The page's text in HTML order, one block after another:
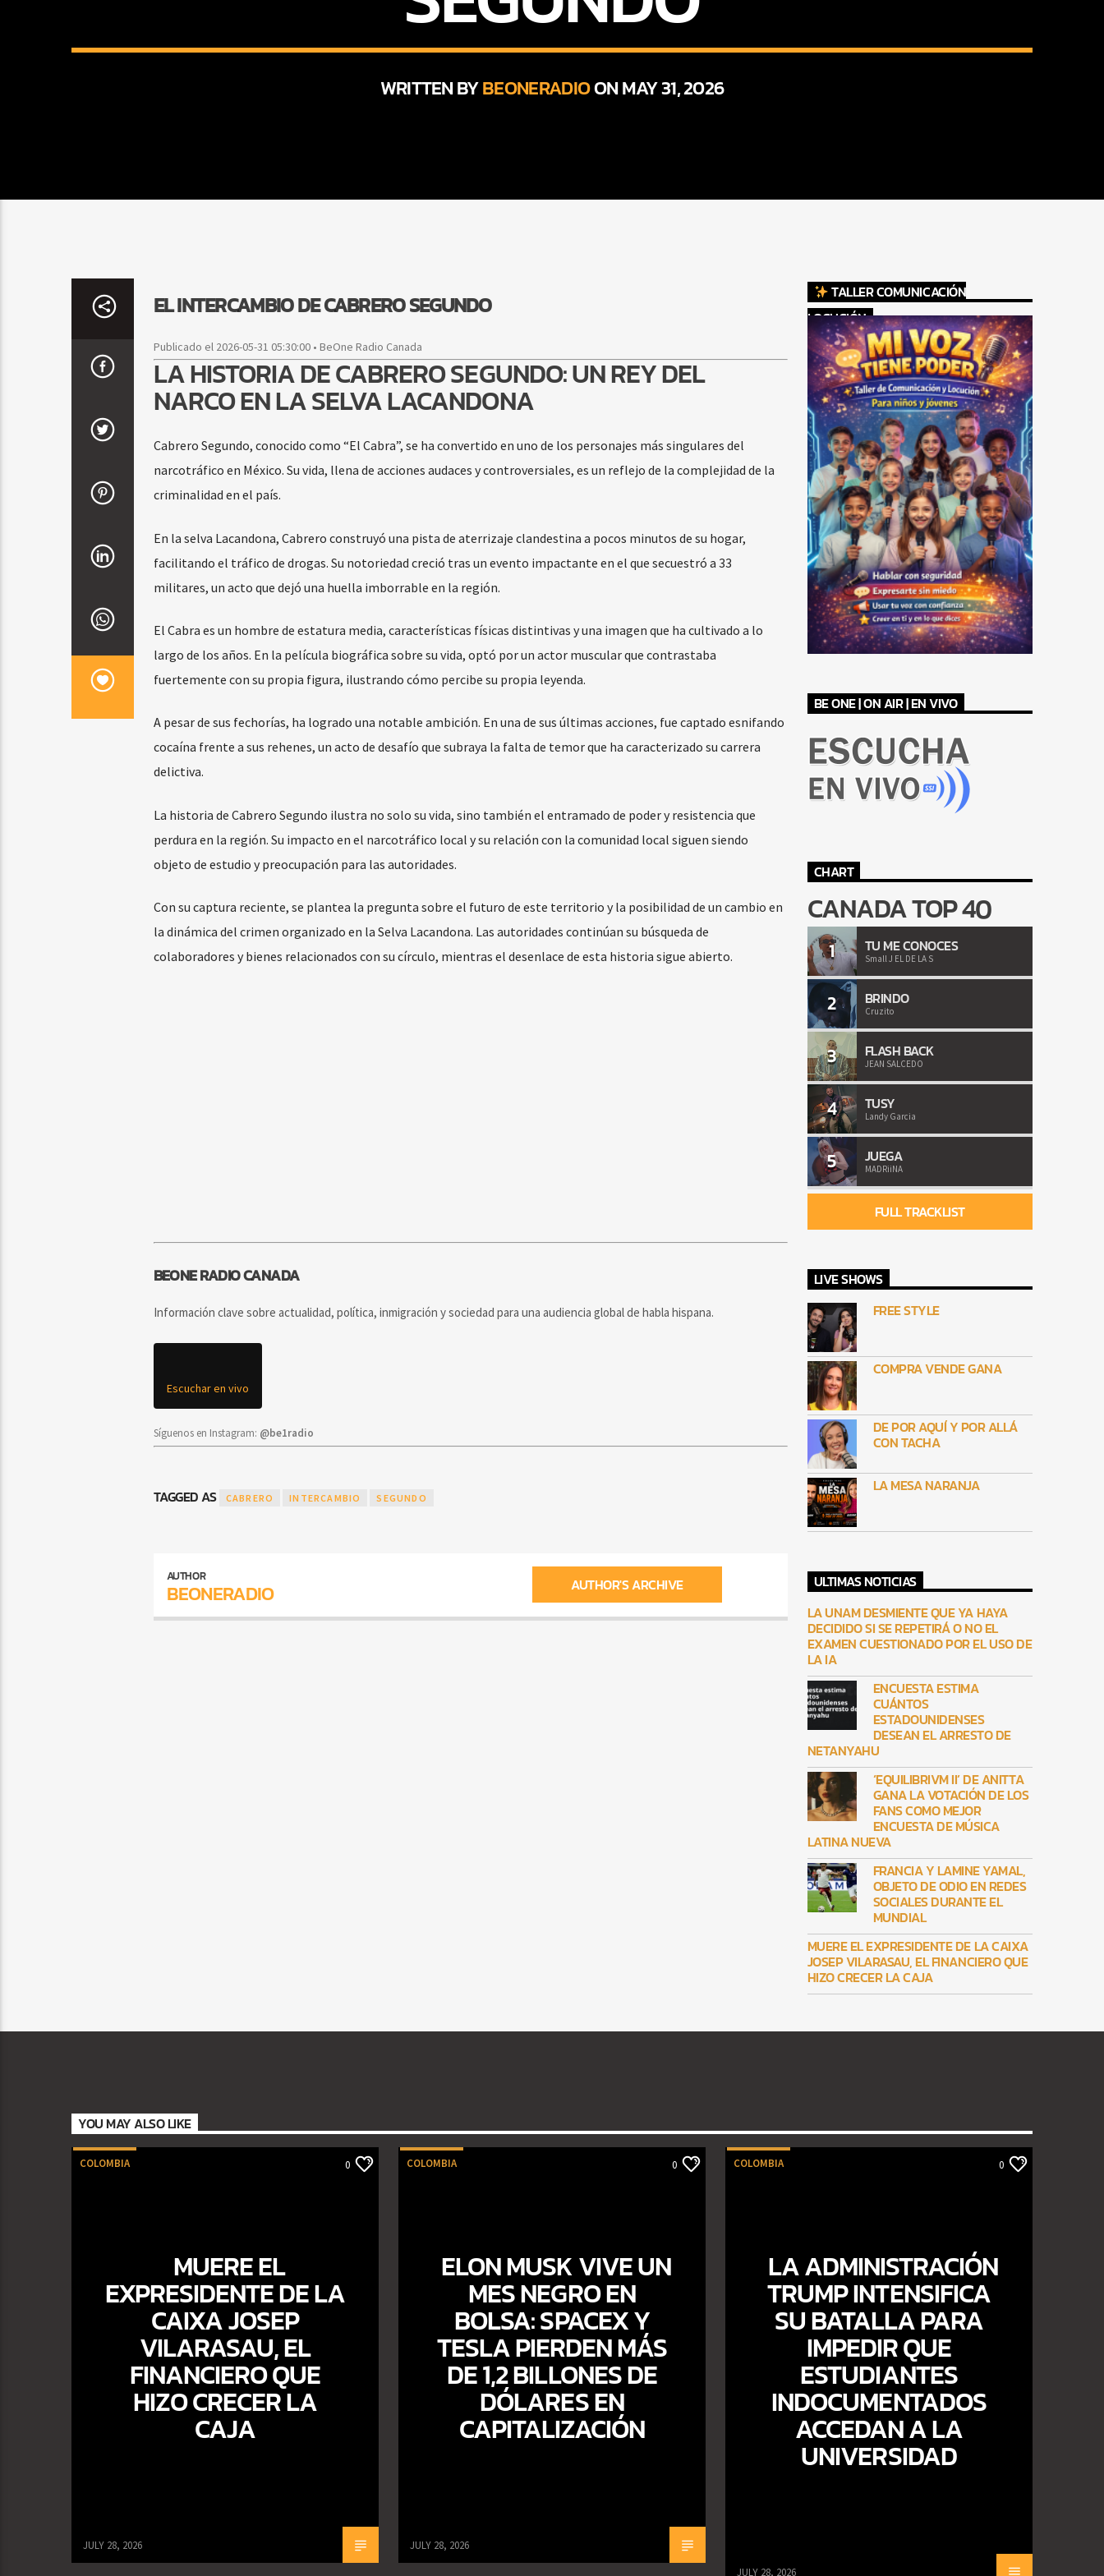
WRITTEN BYBEONERADIOON MAY 31, 2026
EL INTERCAMBIO DE CABRERO SEGUNDO
Publicado el 2026-05-31 05:30:00 • BeOne Radio Canada
LA HISTORIA DE CABRERO SEGUNDO: UN REY DEL
NARCO EN LA SELVA LACANDONA
Cabrero Segundo, conocido como “El Cabra”, se ha convertido en uno de los personajes más singulares del
narcotráfico en México. Su vida, llena de acciones audaces y controversiales, es un reflejo de la complejidad de la
criminalidad en el país.
En la selva Lacandona, Cabrero construyó una pista de aterrizaje clandestina a pocos minutos de su hogar,
facilitando el tráfico de drogas. Su notoriedad creció tras un evento impactante en el que secuestró a 33
militares, un acto que dejó una huella imborrable en la región.
El Cabra es un hombre de estatura media, características físicas distintivas y una imagen que ha cultivado a lo
largo de los años. En la película biográfica sobre su vida, optó por un actor muscular que contrastaba
fuertemente con su propia figura, ilustrando cómo percibe su propia leyenda.
A pesar de sus fechorías, ha logrado una notable ambición. En una de sus últimas acciones, fue captado esnifando
cocaína frente a sus rehenes, un acto de desafío que subraya la falta de temor que ha caracterizado su carrera
delictiva.
La historia de Cabrero Segundo ilustra no solo su vida, sino también el entramado de poder y resistencia que
perdura en la región. Su impacto en el narcotráfico local y su relación con la comunidad local siguen siendo
objeto de estudio y preocupación para las autoridades.
Con su captura reciente, se plantea la pregunta sobre el futuro de este territorio y la posibilidad de un cambio en
la dinámica del crimen organizado en la Selva Lacandona. Las autoridades continúan su búsqueda de
colaboradores y bienes relacionados con su círculo, mientras el desenlace de esta historia sigue abierto.
BEONE RADIO CANADA
Información clave sobre actualidad, política, inmigración y sociedad para una audiencia global de habla hispana.
Escuchar en vivo
Síguenos en Instagram: @be1radio
TAGGED AS CABRERO INTERCAMBIO SEGUNDO
AUTHOR
BEONERADIO AUTHOR'S ARCHIVE
TALLER COMUNICACIÓN
LOCUCIÓN
BE ONE | ON AIR | EN VIVO
CHART
CANADA TOP 40
1 TU ME CONOCES
Small J EL DE LA S
2 BRINDO
Cruzito
3 FLASH BACK
JEAN SALCEDO
4 TUSY
Landy Garcia
5 JUEGA
MADRiiNA
FULL TRACKLIST
LIVE SHOWS
FREE STYLE
COMPRA VENDE GANA
DE POR AQUÍ Y POR ALLÁ
CON TACHA
LA MESA NARANJA
ULTIMAS NOTICIAS
LA UNAM DESMIENTE QUE YA HAYA
DECIDIDO SI SE REPETIRÁ O NO EL
EXAMEN CUESTIONADO POR EL USO DE
LA IA
ENCUESTA ESTIMA
CUÁNTOS
ESTADOUNIDENSES
DESEAN EL ARRESTO DE
NETANYAHU
‘EQUILIBRIVM II’ DE ANITTA
GANA LA VOTACIÓN DE LOS
FANS COMO MEJOR
ENCUESTA DE MÚSICA
LATINA NUEVA
FRANCIA Y LAMINE YAMAL,
OBJETO DE ODIO EN REDES
SOCIALES DURANTE EL
MUNDIAL
MUERE EL EXPRESIDENTE DE LA CAIXA
JOSEP VILARASAU, EL FINANCIERO QUE
HIZO CRECER LA CAJA
YOU MAY ALSO LIKE
COLOMBIA 0
MUERE EL
EXPRESIDENTE DE LA
CAIXA JOSEP
VILARASAU, EL
FINANCIERO QUE
HIZO CRECER LA
CAJA
JULY 28, 2026
COLOMBIA 0
ELON MUSK VIVE UN
MES NEGRO EN
BOLSA: SPACEX Y
TESLA PIERDEN MÁS
DE 1,2 BILLONES DE
DÓLARES EN
CAPITALIZACIÓN
JULY 28, 2026
COLOMBIA 0
LA ADMINISTRACIÓN
TRUMP INTENSIFICA
SU BATALLA PARA
IMPEDIR QUE
ESTUDIANTES
INDOCUMENTADOS
ACCEDAN A LA
UNIVERSIDAD
JULY 28, 2026